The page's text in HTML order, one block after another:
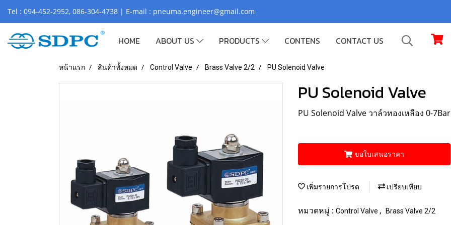
Tel : 094-452-2952, 086-304-4738 | E-mail : pneuma.engineer@gmail.com
HOME ABOUT US PRODUCTS CONTENS CONTACT US
หน้าแรก สินค้าทั้งหมด Control Valve Brass Valve 2/2 PU Solenoid Valve
PU Solenoid Valve
PU Solenoid Valve วาล์วทองเหลือง 0-
ขอใบเสนอราคา
เพิ่มรายการโปรด เปรียบเทียบ
หมวดหมู่ : Control Valve , Brass Valve 2/2